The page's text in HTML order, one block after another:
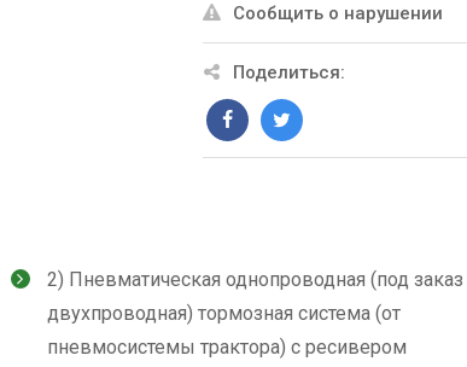
Сообщить о нарушении
Поделиться:
2) Пневматическая однопроводная (под заказ
двухпроводная) тормозная система (от
пневмосистемы трактора) с ресивером